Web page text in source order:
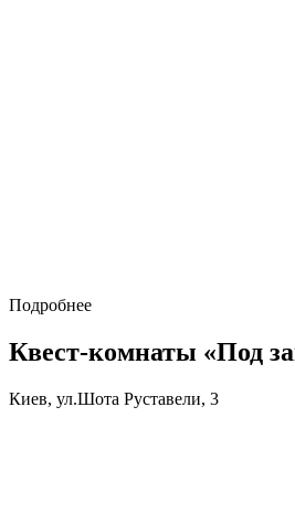
Подробнее
Квест-комнаты «Под
Киев, ул.Шота Руставели, 3